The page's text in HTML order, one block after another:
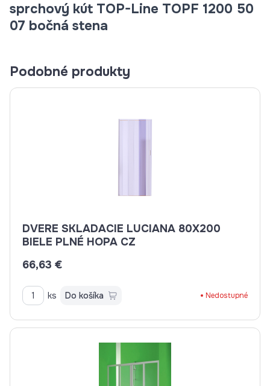
sprchový kút TOP-Line TOPF 1200 50
07 bočná stena
Podobné produkty
DVERE SKLADACIE LUCIANA 80X200
BIELE PLNÉ HOPA CZ
66,63 €
ks Do košíka Nedostupné